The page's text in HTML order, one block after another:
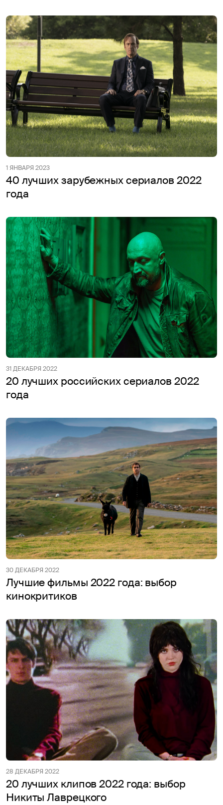
1 ЯНВАРЯ 2023
40 лучших зарубежных сериалов 2022
года
31 ДЕКАБРЯ 2022
20 лучших российских сериалов 2022
года
30 ДЕКАБРЯ 2022
Лучшие фильмы 2022 года: выбор
кинокритиков
28 ДЕКАБРЯ 2022
20 лучших клипов 2022 года: выбор
Никиты Лаврецкого